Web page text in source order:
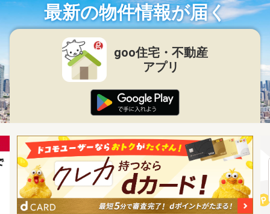
最新の物件情報が届く
goo住宅・不動産
アプリ